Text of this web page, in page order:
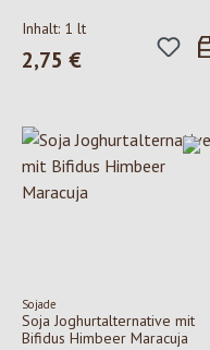
Inhalt: 1 lt
Regulärer Preis:
2,75 €
Sojade
Soja Joghurtalternative mit
Bifidus Himbeer Maracuja